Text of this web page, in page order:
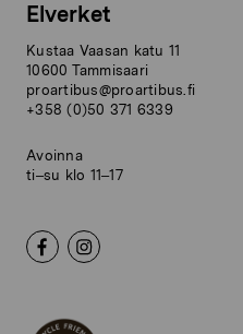
Elverket
Kustaa Vaasan katu 11
10600 Tammisaari
proartibus@proartibus.fi
+358 (0)50 371 6339
Avoinna
ti–su klo 11–17